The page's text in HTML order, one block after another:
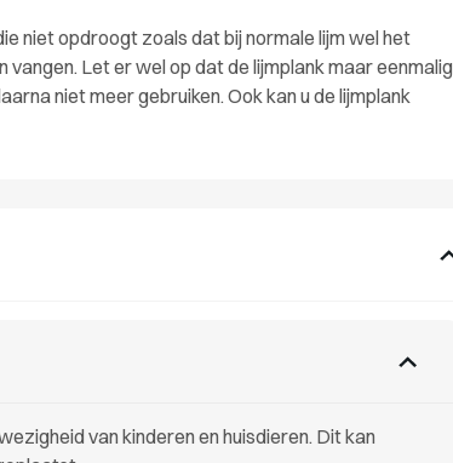
niet opdroogt zoals dat bij normale lijm wel het
vangen. Let er wel op dat de lijmplank maar eenmalig
niet meer gebruiken. Ook kan u de lijmplank
van kinderen en huisdieren. Dit kan